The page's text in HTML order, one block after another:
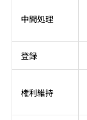
中間処理
登録
権利維持